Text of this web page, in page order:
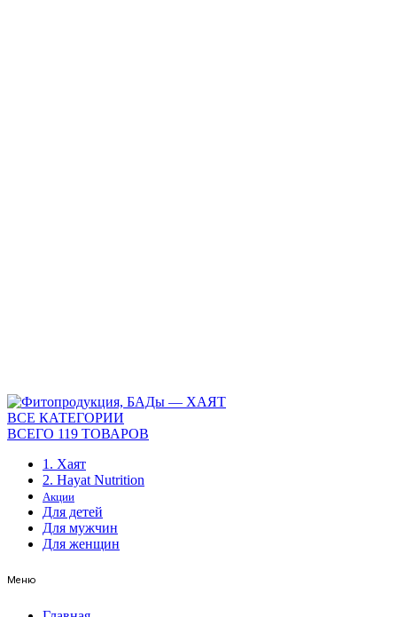
ВСЕ КАТЕГОРИИ
ВСЕГО 119 ТОВАРОВ
1. Хаят
2. Hayat Nutrition
Акции
Для детей
Для мужчин
Для женщин
Меню